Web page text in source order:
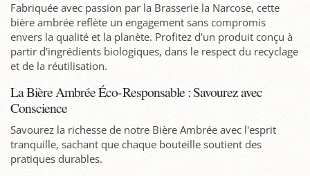
Fabriquée avec passion par la Brasserie la Narcose, cette
bière ambrée reflète un engagement sans compromis
envers la qualité et la planète. Profitez d'un produit conçu à
partir d'ingrédients biologiques, dans le respect du recyclage
et de la réutilisation.
La Bière Ambrée Éco-Responsable : Savourez avec
Conscience
Savourez la richesse de notre Bière Ambrée avec l'esprit
tranquille, sachant que chaque bouteille soutient des
pratiques durables.